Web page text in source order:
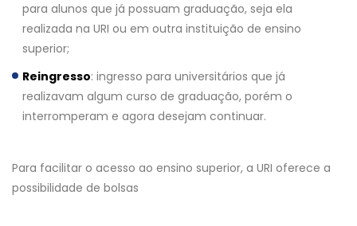
para alunos que já possuam graduação, seja ela
realizada na URI ou em outra instituição de ensino
superior;
Reingresso: ingresso para universitários que já
realizavam algum curso de graduação, porém o
interromperam e agora desejam continuar.
Para facilitar o acesso ao ensino superior, a URI oferece a
possibilidade de bolsas